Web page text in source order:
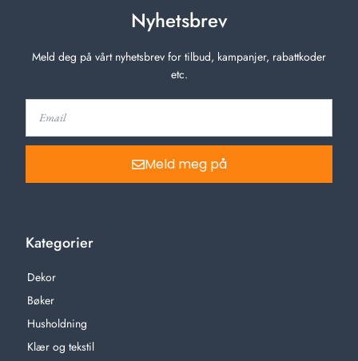
Nyhetsbrev
Meld deg på vårt nyhetsbrev for tilbud, kampanjer, rabattkoder
etc.
Meld meg på
Kategorier
Dekor
Bøker
Husholdning
Klær og tekstil